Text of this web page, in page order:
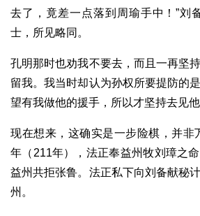
去了，竟差一点落到周瑜手中！”刘
士，所见略同。
孔明那时也劝我不要去，而且一再坚
留我。我当时却认为孙权所要提防的
望有我做他的援手，所以才坚持去见
现在想来，这确实是一步险棋，并非
年（211年），法正奉益州牧刘璋之
益州共拒张鲁。法正私下向刘备献秘
州。